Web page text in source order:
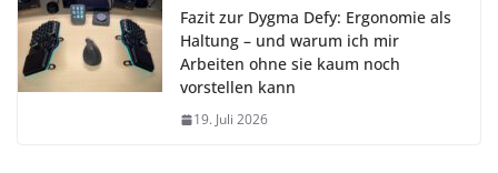
Fazit zur Dygma Defy: Ergonomie als
Haltung – und warum ich mir
Arbeiten ohne sie kaum noch
vorstellen kann
19. Juli 2026